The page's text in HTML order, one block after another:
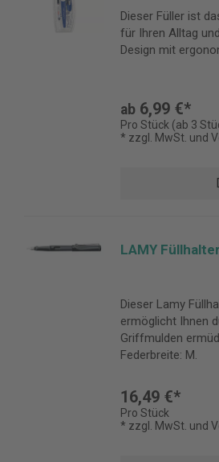
Dieser Füller ist
für Ihren Alltag
Design mit
ab 6,99 €*
Pro Stück (ab 3
* zzgl. MwSt. und
LAMY
Dieser Lamy
ermöglicht Ihnen
Griffmulden
Federbreite: M.
16,49 €*
Pro Stück
* zzgl. MwSt. und